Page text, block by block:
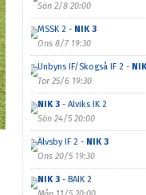
Sön 2/8 20:00
MSSK 2 - NIK 3
Ons 8/7 19:30
Unbyns IF/Skogså IF 2 -
Tor 25/6 19:30
NIK 3- Alviks IK 2
Sön 24/5 20:00
Älvsby IF 2 - NIK 3
Ons 20/5 19:30
NIK 3- BAIK 2